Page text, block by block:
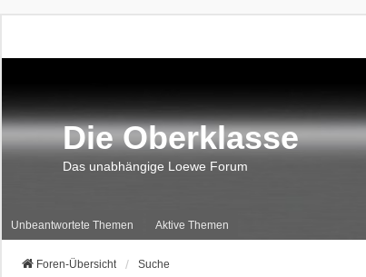
Die Oberklasse
Das unabhängige Loewe Forum
Unbeantwortete Themen Aktive Themen
Foren-Übersicht Suche